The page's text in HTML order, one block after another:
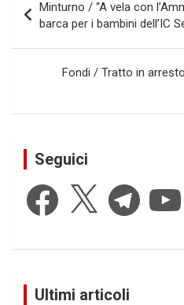
articoli
Minturno / “A vela con
barca per i bambini dell’IC
Fondi / Tratto in
Seguici
Facebook Telegram YouTube
Ultimi articoli